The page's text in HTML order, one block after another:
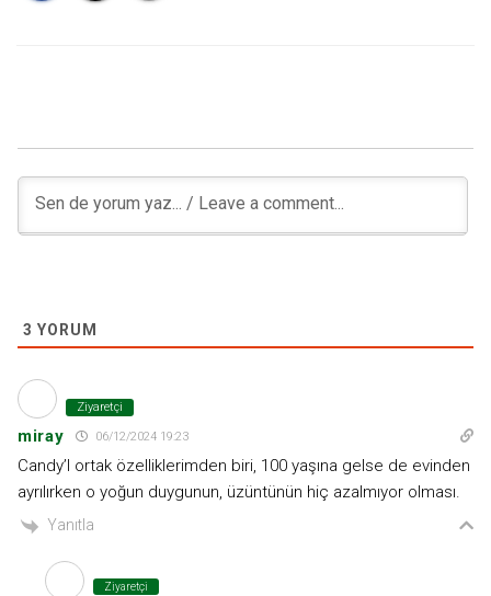
3 YORUM
Ziyaretçi
miray 06/12/2024 19:23
Candy’l ortak özelliklerimden biri, 100 yaşına gelse de evinden
ayrılırken o yoğun duygunun, üzüntünün hiç azalmıyor olması.
Yanıtla
Ziyaretçi